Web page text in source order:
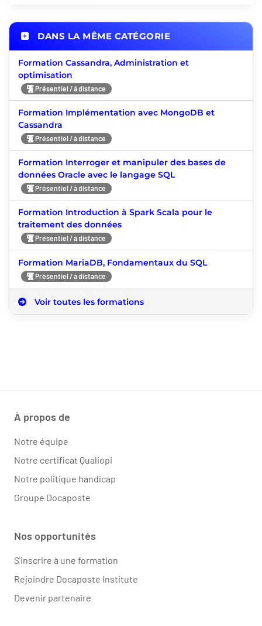
DANS LA MÊME CATÉGORIE
Formation Cassandra, Administration et
optimisation
Présentiel / à distance
Formation Implémentation avec MongoDB et
Cassandra
Présentiel / à distance
Formation Interroger et manipuler des bases de
données Oracle avec le langage SQL
Présentiel / à distance
Formation Introduction à Spark Scala pour le
traitement des données
Présentiel / à distance
Formation MariaDB, Fondamentaux du SQL
Présentiel / à distance
Voir toutes les formations
À propos de
Notre équipe
Notre certificat Qualiopi
Notre politique handicap
Groupe Docaposte
Nos opportunités
S'inscrire à une formation
Rejoindre Docaposte Institute
Devenir partenaire